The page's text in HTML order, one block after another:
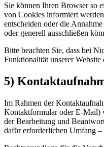
Sie können Ihren Browser so
von Cookies informiert
entscheiden oder die
oder generell ausschließen
Bitte beachten Sie, dass bei
Funktionalität unserer Website
5)
Im Rahmen der
Kontaktformular oder E-Mail)
der Bearbeitung und
dafür erforderlichen Umfang –